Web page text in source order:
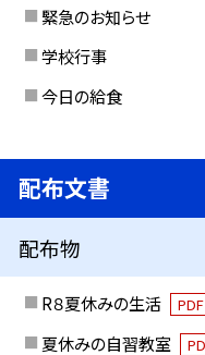
緊急のお知らせ
学校行事
今日の給食
配布文書
配布物
R８夏休みの生活 PDF
夏休みの自習教室